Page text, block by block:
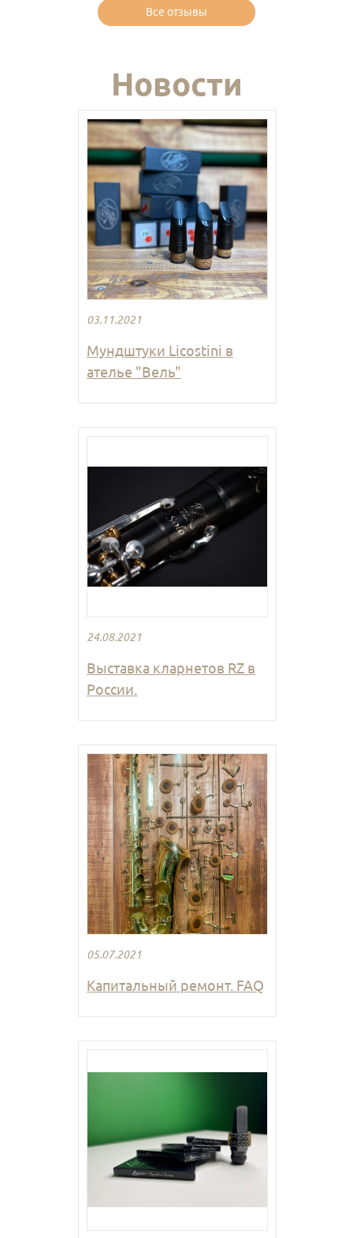
Все отзывы
Новости
03.11.2021
Мундштуки Licostini в
ателье "Вель"
24.08.2021
Выставка кларнетов RZ в
России.
05.07.2021
Капитальный ремонт. FAQ